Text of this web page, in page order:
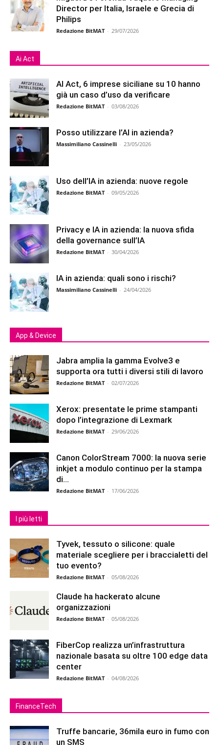
Director per Italia, Israele e Grecia di
Philips
Redazione BitMAT - 29/07/2026
Ai Act
AI Act, 6 imprese siciliane su 10 hanno
già un caso d’uso da verificare
Redazione BitMAT - 03/08/2026
Posso utilizzare l’AI in azienda?
Massimiliano Cassinelli - 23/05/2026
Uso dell’IA in azienda: nuove regole
Redazione BitMAT - 09/05/2026
Privacy e IA in azienda: la nuova sfida
della governance sull’IA
Redazione BitMAT - 30/04/2026
IA in azienda: quali sono i rischi?
Massimiliano Cassinelli - 24/04/2026
App & Device
Jabra amplia la gamma Evolve3 e
supporta ora tutti i diversi stili di lavoro
Redazione BitMAT - 02/07/2026
Xerox: presentate le prime stampanti
dopo l’integrazione di Lexmark
Redazione BitMAT - 29/06/2026
Canon ColorStream 7000: la nuova serie
inkjet a modulo continuo per la stampa
di...
Redazione BitMAT - 17/06/2026
I più letti
Tyvek, tessuto o silicone: quale
materiale scegliere per i braccialetti del
tuo evento?
Redazione BitMAT - 05/08/2026
Claude ha hackerato alcune
organizzazioni
Redazione BitMAT - 05/08/2026
FiberCop realizza un’infrastruttura
nazionale basata su oltre 100 edge data
center
Redazione BitMAT - 04/08/2026
FinanceTech
Truffe bancarie, 36mila euro in fumo con
un SMS